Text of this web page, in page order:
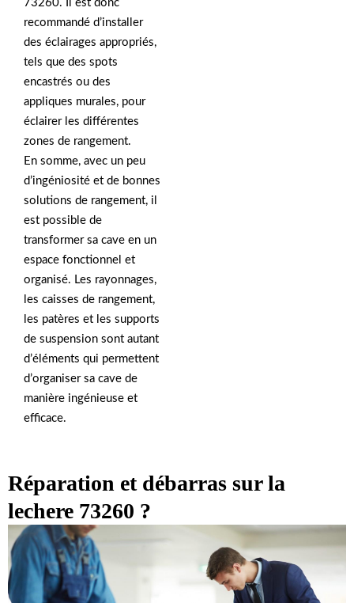
73260. Il est donc
recommandé d’installer
des éclairages appropriés,
tels que des spots
encastrés ou des
appliques murales, pour
éclairer les différentes
zones de rangement.
En somme, avec un peu
d’ingéniosité et de bonnes
solutions de rangement, il
est possible de
transformer sa cave en un
espace fonctionnel et
organisé. Les rayonnages,
les caisses de rangement,
les patères et les supports
de suspension sont autant
d’éléments qui permettent
d’organiser sa cave de
manière ingénieuse et
efficace.
Réparation et débarras sur la
lechere 73260 ?